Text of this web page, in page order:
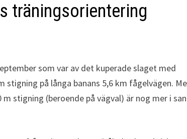
träningsorientering
som var av det kuperade slaget med
stigning på långa banans 5,6 km fågelvägen.
stigning (beroende på vägval) är nog mer i